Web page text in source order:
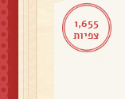
1,655
צפיות